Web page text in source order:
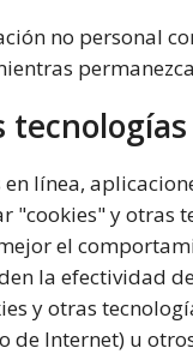
no personal
tecnologías
en línea,
"cookies" y otras
el
la efectividad
y otras
de Internet) u